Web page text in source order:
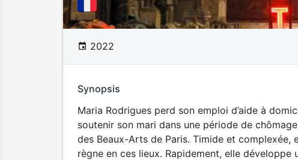
2022
Synopsis
Maria Rodrigues perd son emploi d’aide à
soutenir son mari dans une période de
des Beaux-Arts de Paris. Timide et complexée,
règne en ces lieux. Rapidement, elle